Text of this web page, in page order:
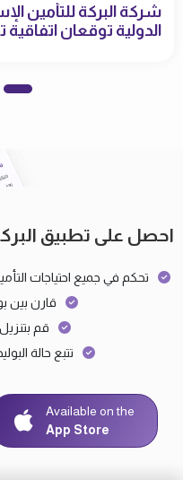
شركة البركة للتأمين
الدولية توقعان
احصل على تطبيق
تحكم في جميع احتياجات
قارن بين
قم
تتبع حالة
Available on the
App Store